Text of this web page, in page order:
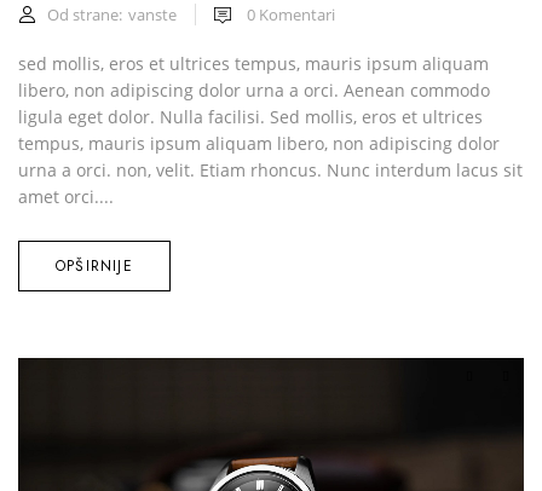
Od strane: vanste 0 Komentari
sed mollis, eros et ultrices tempus, mauris ipsum aliquam
libero, non adipiscing dolor urna a orci. Aenean commodo
ligula eget dolor. Nulla facilisi. Sed mollis, eros et ultrices
tempus, mauris ipsum aliquam libero, non adipiscing dolor
urna a orci. non, velit. Etiam rhoncus. Nunc interdum lacus sit
amet orci....
OPŠIRNIJE